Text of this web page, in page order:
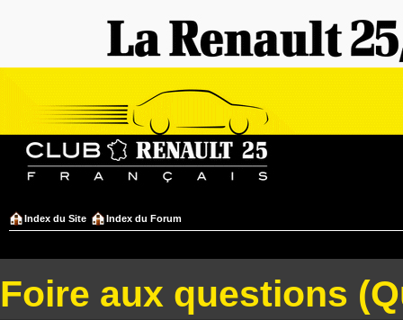
Index du Site Index du Forum
Foire aux questions